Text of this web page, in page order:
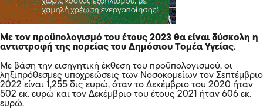
Με τον προϋπολογισμό του έτους 2023 θα είναι δύσκολη η
αντιστροφή της πορείας του Δημόσιου Τομέα Υγείας.
Με βάση την εισηγητική έκθεση του προϋπολογισμού, οι
ληξιπρόθεσμες υποχρεώσεις των Νοσοκομείων τον Σεπτέμβριο
2022 είναι 1,255 δις ευρώ, όταν το Δεκέμβριο του 2020 ήταν
502 εκ. ευρώ και τον Δεκέμβριο του έτους 2021 ήταν 606 εκ.
ευρώ.